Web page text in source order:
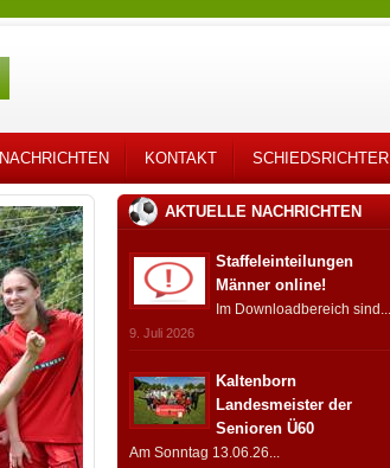
NACHRICHTEN KONTAKT SCHIEDSRICHTER
AKTUELLE NACHRICHTEN
Staffeleinteilungen
Männer online!
Im Downloadbereich sind...
9. Juli 2026
Kaltenborn
Landesmeister der
Senioren Ü60
Am Sonntag 13.06.26...